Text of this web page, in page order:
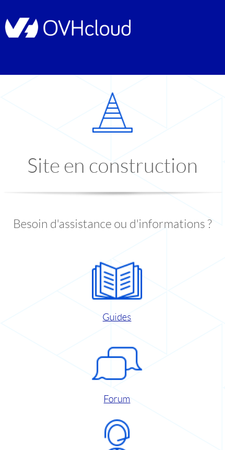
Site en construction
Besoin d'assistance ou d'informations ?
Guides
Forum